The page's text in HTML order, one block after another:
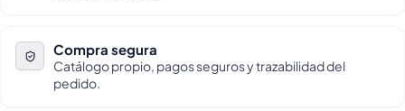
Compra segura
Catálogo propio, pagos seguros y trazabilidad del
pedido.